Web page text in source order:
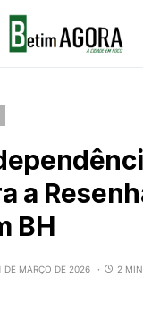
a
BH
DE MARÇO DE 2026 2